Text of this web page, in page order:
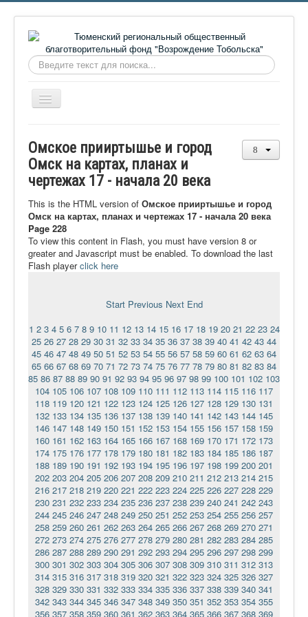
Искать...
Включить/
выключить
О фонде
Онлайн библиотека
Видеоматериалы
Контакты
Сайт проекта Достоевский
Ермаковополе.рф
Омское прииртышье и город
Омск на картах, планах и
чертежах 17 - начала 20 века
This is the HTML version of Омское прииртышье и город
Омск на картах, планах и чертежах 17 - начала 20 века
Page 228
To view this content in Flash, you must have version 8 or
greater and Javascript must be enabled. To download the last
Flash playerclick here
Start Previous Next End
1 2 3 4 5 6 7 8 9 10 11 12 13 14 15 16 17 18 19 20 21 22 23 24
25 26 27 28 29 30 31 32 33 34 35 36 37 38 39 40 41 42 43 44
45 46 47 48 49 50 51 52 53 54 55 56 57 58 59 60 61 62 63 64
65 66 67 68 69 70 71 72 73 74 75 76 77 78 79 80 81 82 83 84
85 86 87 88 89 90 91 92 93 94 95 96 97 98 99 100 101 102 103
104 105 106 107 108 109 110 111 112 113 114 115 116 117
118 119 120 121 122 123 124 125 126 127 128 129 130 131
132 133 134 135 136 137 138 139 140 141 142 143 144 145
146 147 148 149 150 151 152 153 154 155 156 157 158 159
160 161 162 163 164 165 166 167 168 169 170 171 172 173
174 175 176 177 178 179 180 181 182 183 184 185 186 187
188 189 190 191 192 193 194 195 196 197 198 199 200 201
202 203 204 205 206 207 208 209 210 211 212 213 214 215
216 217 218 219 220 221 222 223 224 225 226 227 228 229
230 231 232 233 234 235 236 237 238 239 240 241 242 243
244 245 246 247 248 249 250 251 252 253 254 255 256 257
258 259 260 261 262 263 264 265 266 267 268 269 270 271
272 273 274 275 276 277 278 279 280 281 282 283 284 285
286 287 288 289 290 291 292 293 294 295 296 297 298 299
300 301 302 303 304 305 306 307 308 309 310 311 312 313
314 315 316 317 318 319 320 321 322 323 324 325 326 327
328 329 330 331 332 333 334 335 336 337 338 339 340 341
342 343 344 345 346 347 348 349 350 351 352 353 354 355
356 357 358 359 360 361 362 363 364 365 366 367 368 369